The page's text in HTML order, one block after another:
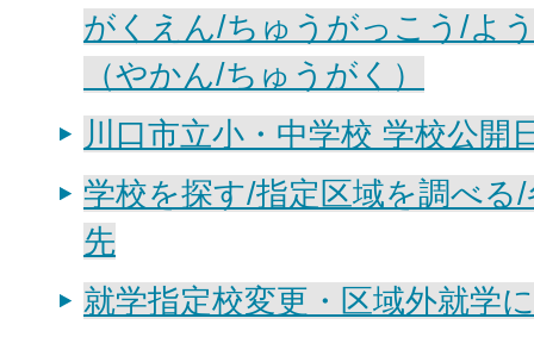
がくえん/ちゅうがっこう/よ
（やかん/ちゅうがく）
川口市立小・中学校 学校公開
学校を探す/指定区域を調べる
先
就学指定校変更・区域外就学